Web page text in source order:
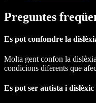
Preguntes
Es pot confondre la
Molta gent confon la
condicions diferents que
Es pot ser autista i